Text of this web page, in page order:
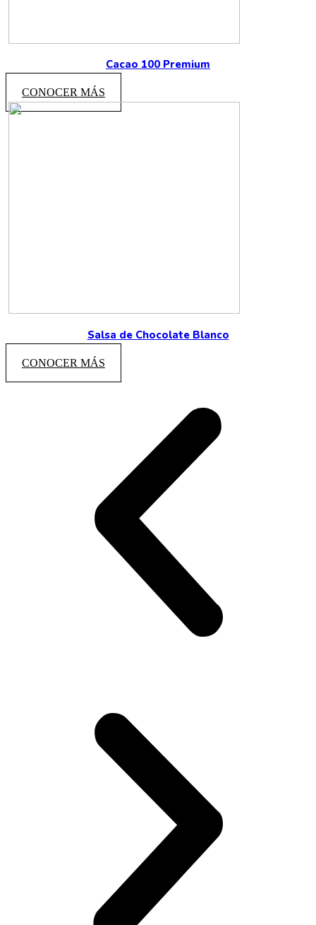
Cacao 100 Premium
CONOCER MÁS
Salsa de Chocolate Blanco
CONOCER MÁS